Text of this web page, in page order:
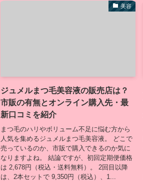
美容
ジュメルまつ毛美容液の販売店は？
市販の有無とオンライン購入先・最
新口コミを紹介
まつ毛のハリやボリューム不足に悩む方から
人気を集めるジュメルまつ毛美容液。 どこで
売っているのか、市販で購入できるのか気に
なりますよね。 結論ですが、初回定期便価格
は 2,678円（税込・送料無料）。 2回目以降
は、2本セットで 9,350円（税込）、1...